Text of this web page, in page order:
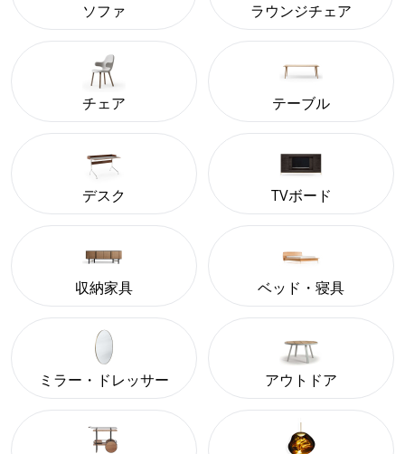
ソファ ラウンジチェア
チェア テーブル
デスク TVボード
収納家具 ベッド・寝具
ミラー・ドレッサー アウトドア